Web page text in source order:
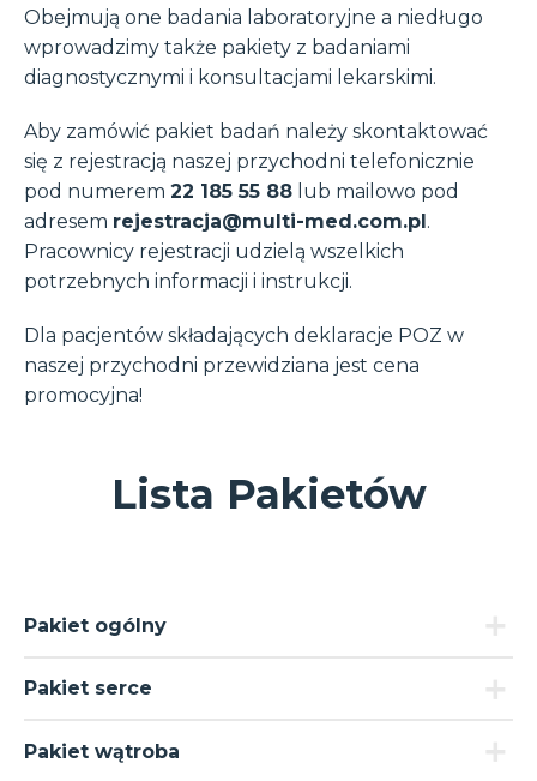
Obejmują one badania laboratoryjne a niedługo
wprowadzimy także pakiety z badaniami
diagnostycznymi i konsultacjami lekarskimi.
Aby zamówić pakiet badań należy skontaktować
się z rejestracją naszej przychodni telefonicznie
pod numerem 22 185 55 88 lub mailowo pod
adresem rejestracja@multi-med.com.pl.
Pracownicy rejestracji udzielą wszelkich
potrzebnych informacji i instrukcji.
Dla pacjentów składających deklaracje POZ w
naszej przychodni przewidziana jest cena
promocyjna!
Lista Pakietów
Pakiet ogólny
Pakiet serce
Pakiet wątroba